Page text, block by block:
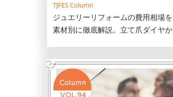
TJFES Column
ジュエリーリフォームの費用相場
素材別に徹底解説。立て爪ダイヤ
るコツ、セミオーダーの魅力まで
紹介します。